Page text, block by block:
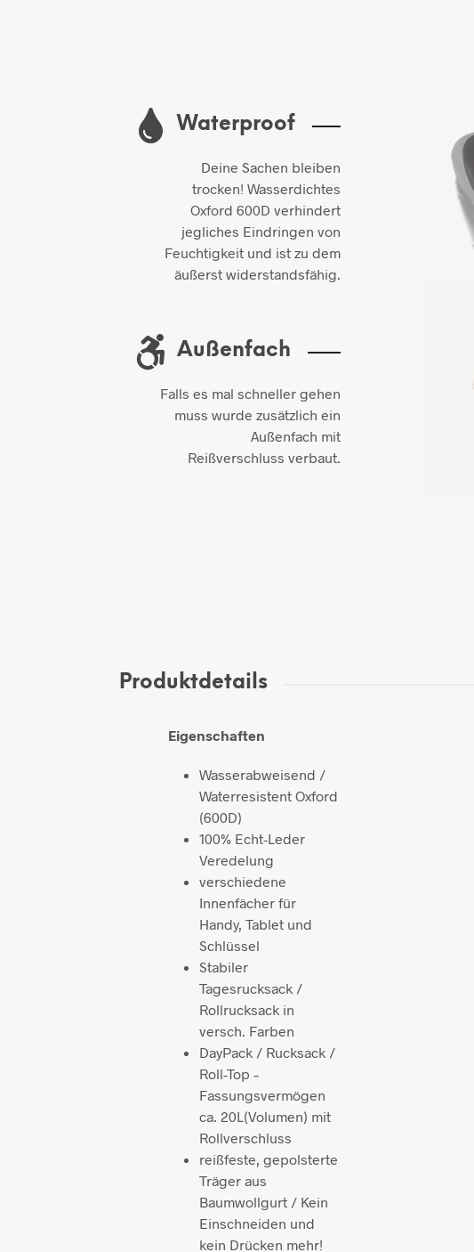
Waterproof
Deine Sachen bleiben
trocken! Wasserdichtes
Oxford 600D verhindert
jegliches Eindringen von
Feuchtigkeit und ist zu dem
äußerst widerstandsfähig.
Außenfach
Falls es mal schneller gehen
muss wurde zusätzlich ein
Außenfach mit
Reißverschluss verbaut.
Produktdetails
Eigenschaften
Wasserabweisend /
Waterresistent Oxford
(600D)
100% Echt-Leder
Veredelung
verschiedene
Innenfächer für
Handy, Tablet und
Schlüssel
Stabiler
Tagesrucksack /
Rollrucksack in
versch. Farben
DayPack / Rucksack /
Roll-Top –
Fassungsvermögen
ca. 20L(Volumen) mit
Rollverschluss
reißfeste, gepolsterte
Träger aus
Baumwollgurt / Kein
Einschneiden und
kein Drücken mehr!